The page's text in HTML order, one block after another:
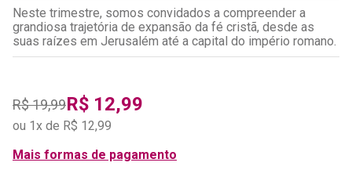
Neste trimestre, somos convidados a compreender a
grandiosa trajetória de expansão da fé cristã, desde as
suas raízes em Jerusalém até a capital do império romano.
R$19,99R$ 12,99
ou 1 x de R$ 12,99
Mais formas de pagamento